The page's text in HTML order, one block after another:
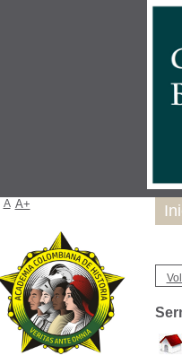
A A+